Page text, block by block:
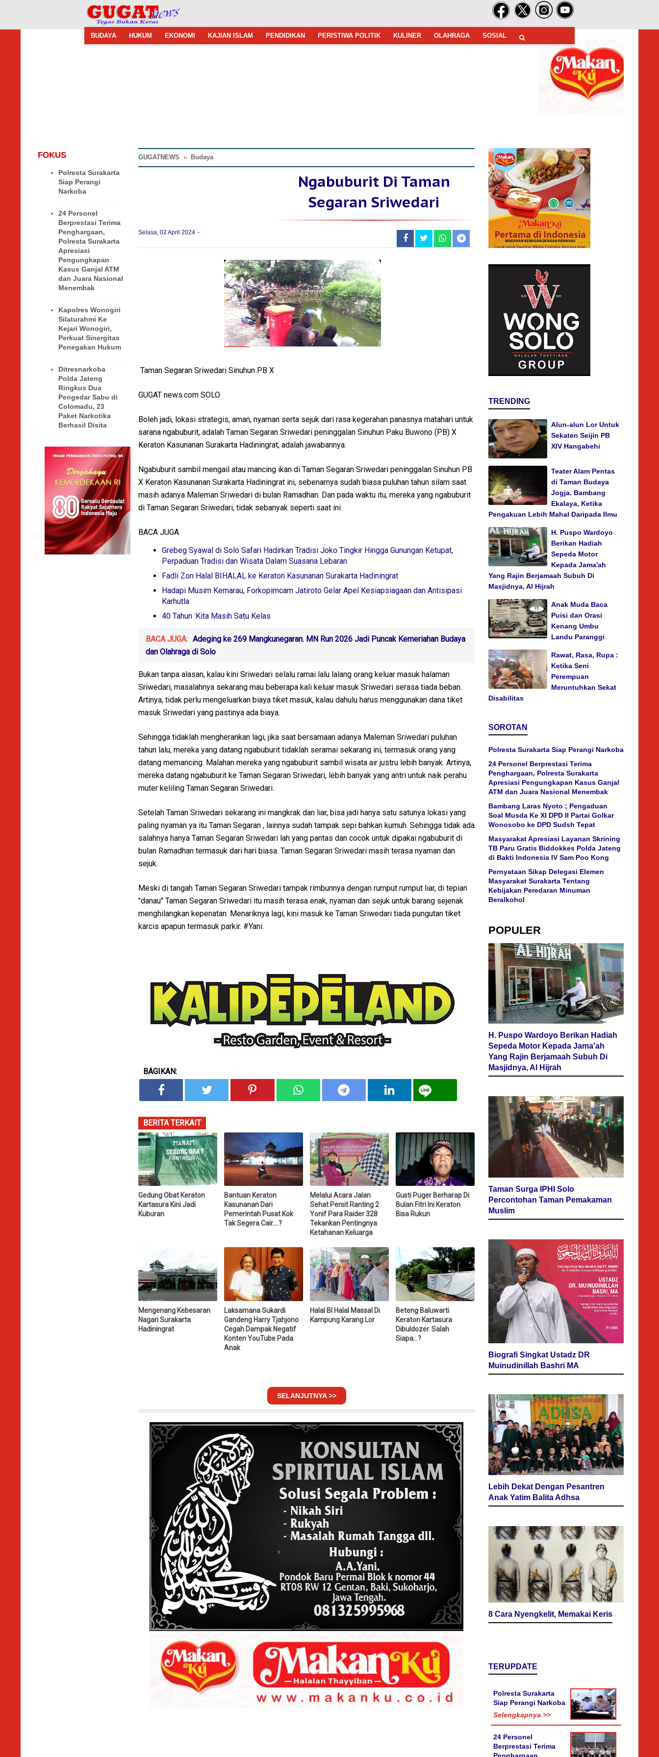
BUDAYA HUKUM EKONOMI KAJIAN ISLAM PENDIDIKAN PERISTIWA POLITIK KULINER OLAHRAGA SOSIAL
FOKUS
Polresta Surakarta
Siap Perangi
Narkoba
24 Personel
Berprestasi Terima
Penghargaan,
Polresta Surakarta
Apresiasi
Pengungkapan
Kasus Ganjal ATM
dan Juara Nasional
Menembak
Kapolres Wonogiri
Silaturahmi Ke
Kejari Wonogiri,
Perkuat Sinergitas
Penegakan Hukum
Ditresnarkoba
Polda Jateng
Ringkus Dua
Pengedar Sabu di
Colomadu, 23
Paket Narkotika
Berhasil Disita
GUGATNEWS » Budaya
Ngabuburit Di Taman
Segaran Sriwedari
Selasa, 02 April 2024
Taman Segaran Sriwedari Sinuhun PB X
GUGAT news.com SOLO
Boleh jadi, lokasi strategis, aman, nyaman serta sejuk dari rasa kegerahan panasnya matahari untuk
sarana ngabuburit, adalah Taman Segaran Sriwedari peninggalan Sinuhun Paku Buwono (PB) X
Keraton Kasunanan Surakarta Hadiningrat, adalah jawabannya.
Ngabuburit sambil mengail atau mancing ikan di Taman Segaran Sriwedari peninggalan Sinuhun PB
X Keraton Kasunanan Surakarta Hadiningrat ini, sebenarnya sudah biasa puluhan tahun silam saat
masih adanya Maleman Sriwedari di bulan Ramadhan. Dan pada waktu itu, mereka yang ngabuburit
di Taman Segaran Sriwedari, tidak sebanyak seperti saat ini.
BACA JUGA
Grebeg Syawal di Solo Safari Hadirkan Tradisi Joko Tingkir Hingga Gunungan Ketupat,
Perpaduan Tradisi dan Wisata Dalam Suasana Lebaran
Fadli Zon Halal BIHALAL ke Keraton Kasunanan Surakarta Hadiningrat
Hadapi Musim Kemarau, Forkopimcam Jatiroto Gelar Apel Kesiapsiagaan dan Antisipasi
Karhutla
40 Tahun :Kita Masih Satu Kelas
BACA JUGA: Adeging ke 269 Mangkunegaran. MN Run 2026 Jadi Puncak Kemeriahan Budaya
dan Olahraga di Solo
Bukan tanpa alasan, kalau kini Sriwedari selalu ramai lalu lalang orang keluar masuk halaman
Sriwedari, masalahnya sekarang mau beberapa kali keluar masuk Sriwedari serasa tiada beban.
Artinya, tidak perlu mengeluarkan biaya tiket masuk, kalau dahulu harus menggunakan dana tiket
masuk Sriwedari yang pastinya ada biaya.
Sehingga tidaklah mengherankan lagi, jika saat bersamaan adanya Maleman Sriwedari puluhan
tahun lalu, mereka yang datang ngabuburit tidaklah seramai sekarang ini, termasuk orang yang
datang memancing. Malahan mereka yang ngabuburit sambil wisata air justru lebih banyak. Artinya,
mereka datang ngabuburit ke Taman Segaran Sriwedari, lebih banyak yang antri untuk naik perahu
muter keliling Taman Segaran Sriwedari.
Setelah Taman Sriwedari sekarang ini mangkrak dan liar, bisa jadi hanya satu satunya lokasi yang
paling nyaman ya itu Taman Segaran , lainnya sudah tampak sepi bahkan kumuh. Sehingga tidak ada
salahnya hanya Taman Segaran Sriwedari lah yang pantas dan cocok untuk dipakai ngabuburit di
bulan Ramadhan termasuk dari hari biasa. Taman Segaran Sriwedari masih terasa nyaman dan
sejuk.
Meski di tangah Taman Segaran Sriwedari tampak rimbunnya dengan rumput rumput liar, di tepian
"danau" Taman Segaran Sriwedari itu masih terasa enak, nyaman dan sejuk untuk barang sejenak
menghilangkan kepenatan. Menariknya lagi, kini masuk ke Taman Sriwedari tiada pungutan tiket
karcis apapun termasuk parkir. #Yani.
BAGIKAN:
BERITA TERKAIT
Gedung Obat Keraton
Kartasura Kini Jadi
Kuburan
Bantuan Keraton
Kasunanan Dari
Pemerintah Pusat Kok
Tak Segera Cair....?
Melalui Acara Jalan
Sehat Persit Ranting 2
Yonif Para Raider 328
Tekankan Pentingnya
Ketahanan Keluarga
Gusti Puger Berharap Di.
Bulan Fitri Ini Keraton
Bisa Rukun
Mengenang Kebesaran
Nagari Surakarta
Hadiningrat
Laksamana Sukardi
Gandeng Harry Tjahjono
Cegah Dampak Negatif
Konten YouTube Pada
Anak
Halal BI Halal Massal Di
Kampung Karang Lor
Beteng Baluwarti
Keraton Kartasura
Dibuldozer. Salah
Siapa...?
SELANJUTNYA >>
TRENDING
Alun-alun Lor Untuk
Sekaten Seijin PB
XIV Hangabehi
Teater Alam Pentas
di Taman Budaya
Jogja. Bambang
Ekalaya, Ketika
Pengakuan Lebih Mahal Daripada Ilmu
H. Puspo Wardoyo
Berikan Hadiah
Sepeda Motor
Kepada Jama'ah
Yang Rajin Berjamaah Subuh Di
Masjidnya, Al Hijrah
Anak Muda Baca
Puisi dan Orasi
Kenang Umbu
Landu Paranggi
Rawat, Rasa, Rupa :
Ketika Seni
Perempuan
Meruntuhkan Sekat
Disabilitas
SOROTAN
Polresta Surakarta Siap Perangi Narkoba
24 Personel Berprestasi Terima
Penghargaan, Polresta Surakarta
Apresiasi Pengungkapan Kasus Ganjal
ATM dan Juara Nasional Menembak
Bambang Laras Nyoto ; Pengaduan
Soal Musda Ke XI DPD II Partai Golkar
Wonosobo ke DPD Sudsh Tepat
Masyarakat Apresiasi Layanan Skrining
TB Paru Gratis Biddokkes Polda Jateng
di Bakti Indonesia IV Sam Poo Kong
Pernyataan Sikap Delegasi Elemen
Masyarakat Surakarta Tentang
Kebijakan Peredaran Minuman
Beralkohol
POPULER
H. Puspo Wardoyo Berikan Hadiah
Sepeda Motor Kepada Jama'ah
Yang Rajin Berjamaah Subuh Di
Masjidnya, Al Hijrah
Taman Surga IPHI Solo
Percontohan Taman Pemakaman
Muslim
Biografi Singkat Ustadz DR
Muinudinillah Bashri MA
Lebih Dekat Dengan Pesantren
Anak Yatim Balita Adhsa
8 Cara Nyengkelit, Memakai Keris
TERUPDATE
Polresta Surakarta
Siap Perangi Narkoba
Selengkapnya >>
24 Personel
Berprestasi Terima
Penghargaan,